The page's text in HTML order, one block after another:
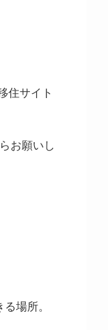
住サイト
お願いし
場所。